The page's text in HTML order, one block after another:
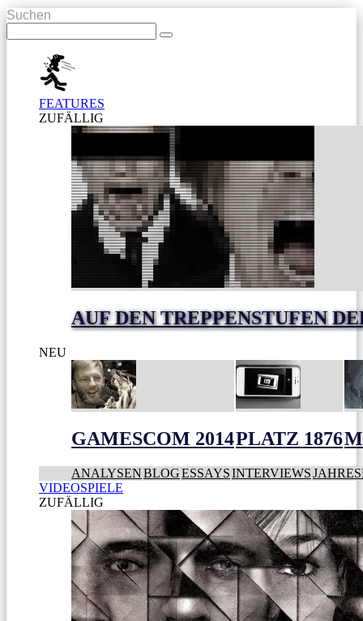
Suchen
FEATURES
ZUFÄLLIG
AUF DEN TREPPENSTUFEN
NEU
GAMESCOM 2014PLATZ 1876
ANALYSENBLOGESSAYSINTERVIEWS
VIDEOSPIELE
ZUFÄLLIG